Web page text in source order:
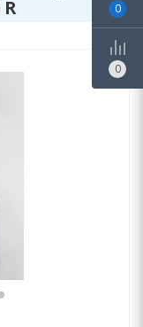
0
0